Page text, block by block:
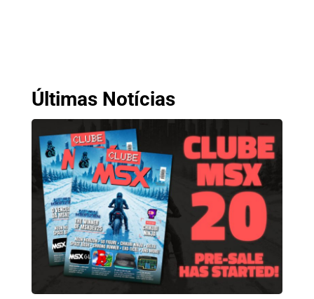
Últimas Notícias